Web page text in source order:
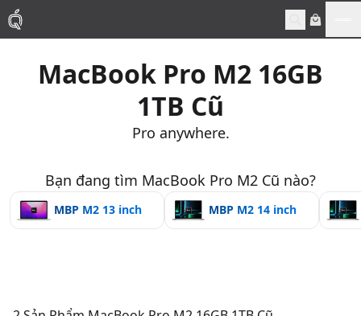
Mac
Phụ Kiện
Sửa Chữa
MacBook Pro M2 16GB
1TB Cũ
Pro anywhere.
Bạn đang tìm MacBook Pro M2 Cũ nào?
MBP M2 13 inch MBP M2 14 inch